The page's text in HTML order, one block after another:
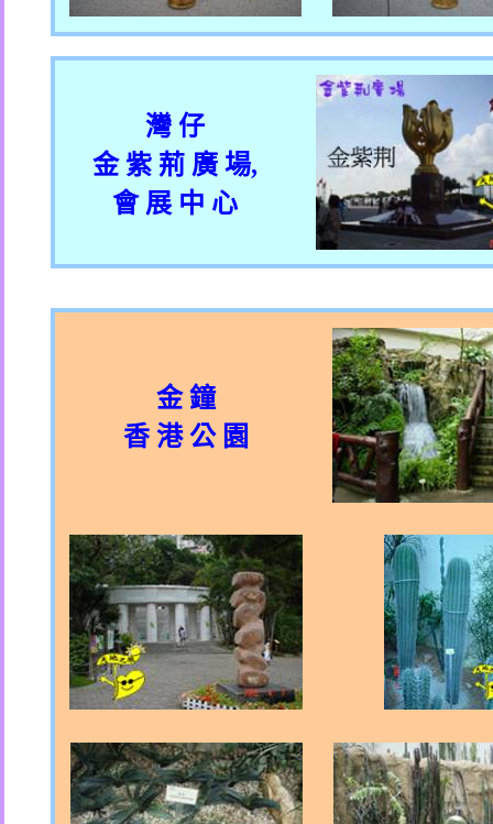
灣 仔
金 紫 荊 廣 場,
會 展 中 心
金 鐘
香 港 公 園